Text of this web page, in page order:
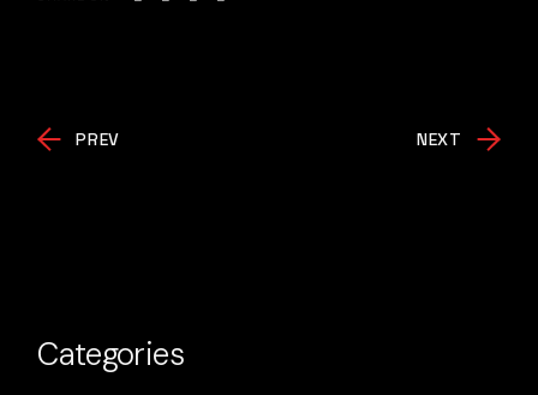
PREV NEXT
Categories